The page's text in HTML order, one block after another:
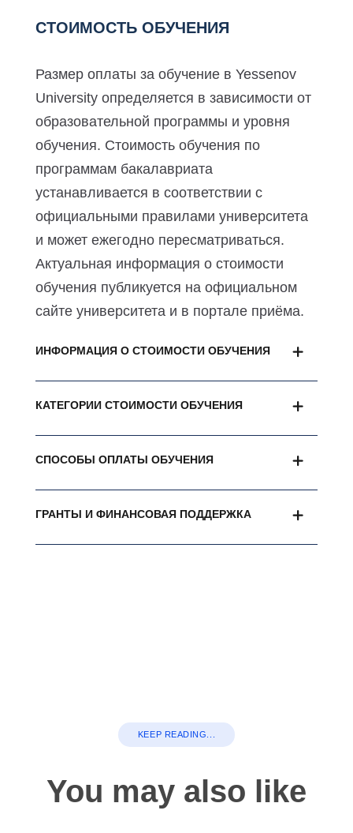
СТОИМОСТЬ ОБУЧЕНИЯ
Размер оплаты за обучение в Yessenov
University определяется в зависимости от
образовательной программы и уровня
обучения. Стоимость обучения по
программам бакалавриата
устанавливается в соответствии с
официальными правилами университета
и может ежегодно пересматриваться.
Актуальная информация о стоимости
обучения публикуется на официальном
сайте университета и в портале приёма.
ИНФОРМАЦИЯ О СТОИМОСТИ ОБУЧЕНИЯ
КАТЕГОРИИ СТОИМОСТИ ОБУЧЕНИЯ
СПОСОБЫ ОПЛАТЫ ОБУЧЕНИЯ
ГРАНТЫ И ФИНАНСОВАЯ ПОДДЕРЖКА
KEEP READING...
You may also like